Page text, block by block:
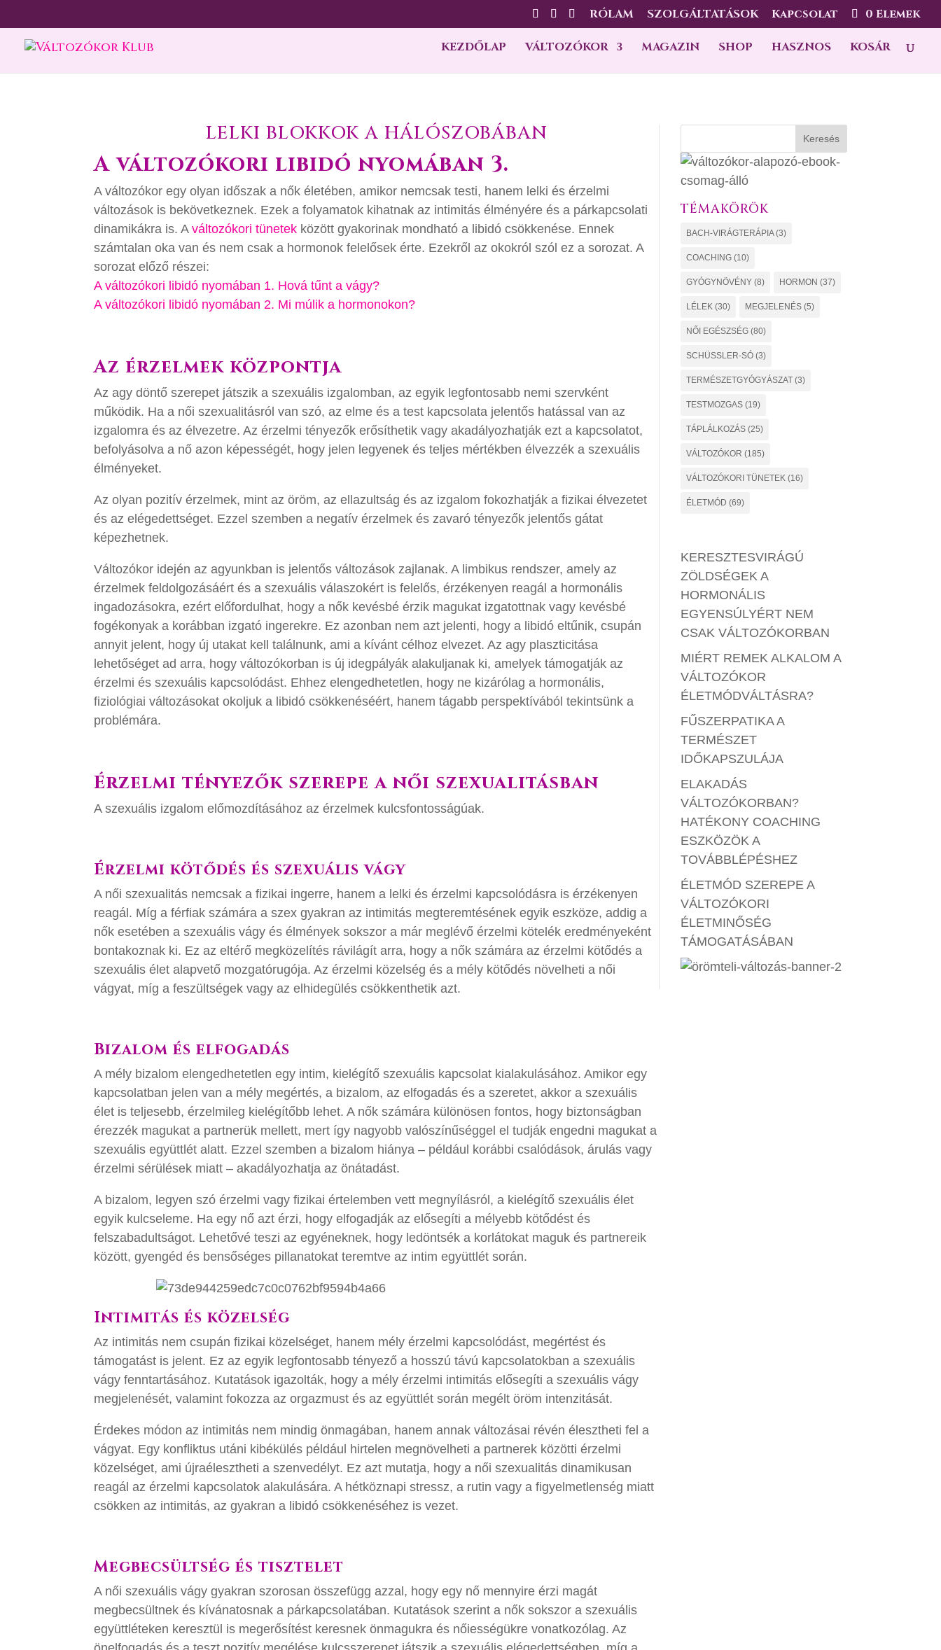
RÓLAM SZOLGÁLTATÁSOK Kapcsolat 0 Elemek
KEZDŐLAP VÁLTOZÓKOR MAGAZIN SHOP HASZNOS KOSÁR
LELKI BLOKKOK A HÁLÓSZOBÁBAN
A változókori libidó nyomában 3.
A változókor egy olyan időszak a nők életében, amikor nemcsak testi, hanem lelki és érzelmi
változások is bekövetkeznek. Ezek a folyamatok kihatnak az intimitás élményére és a párkapcsolati
dinamikákra is. Aváltozókori tünetek között gyakorinak mondható a libidó csökkenése. Ennek
számtalan oka van és nem csak a hormonok felelősek érte. Ezekről az okokról szól ez a sorozat. A
sorozat előző részei:
A változókori libidó nyomában 1. Hová tűnt a vágy?
A változókori libidó nyomában 2. Mi múlik a hormonokon?
Az érzelmek központja
Az agy döntő szerepet játszik a szexuális izgalomban, az egyik legfontosabb nemi szervként
működik. Ha a női szexualitásról van szó, az elme és a test kapcsolata jelentős hatással van az
izgalomra és az élvezetre. Az érzelmi tényezők erősíthetik vagy akadályozhatják ezt a kapcsolatot,
befolyásolva a nő azon képességét, hogy jelen legyenek és teljes mértékben élvezzék a szexuális
élményeket.
Az olyan pozitív érzelmek, mint az öröm, az ellazultság és az izgalom fokozhatják a fizikai élvezetet
és az elégedettséget. Ezzel szemben a negatív érzelmek és zavaró tényezők jelentős gátat
képezhetnek.
Változókor idején az agyunkban is jelentős változások zajlanak. A limbikus rendszer, amely az
érzelmek feldolgozásáért és a szexuális válaszokért is felelős, érzékenyen reagál a hormonális
ingadozásokra, ezért előfordulhat, hogy a nők kevésbé érzik magukat izgatottnak vagy kevésbé
fogékonyak a korábban izgató ingerekre. Ez azonban nem azt jelenti, hogy a libidó eltűnik, csupán
annyit jelent, hogy új utakat kell találnunk, ami a kívánt célhoz elvezet. Az agy plaszticitása
lehetőséget ad arra, hogy változókorban is új idegpályák alakuljanak ki, amelyek támogatják az
érzelmi és szexuális kapcsolódást. Ehhez elengedhetetlen, hogy ne kizárólag a hormonális,
fiziológiai változásokat okoljuk a libidó csökkenéséért, hanem tágabb perspektívából tekintsünk a
problémára.
Érzelmi tényezők szerepe a női szexualitásban
A szexuális izgalom előmozdításához az érzelmek kulcsfontosságúak.
Érzelmi kötődés és szexuális vágy
A női szexualitás nemcsak a fizikai ingerre, hanem a lelki és érzelmi kapcsolódásra is érzékenyen
reagál. Míg a férfiak számára a szex gyakran az intimitás megteremtésének egyik eszköze, addig a
nők esetében a szexuális vágy és élmények sokszor a már meglévő érzelmi kötelék eredményeként
bontakoznak ki. Ez az eltérő megközelítés rávilágít arra, hogy a nők számára az érzelmi kötődés a
szexuális élet alapvető mozgatórugója. Az érzelmi közelség és a mély kötődés növelheti a női
vágyat, míg a feszültségek vagy az elhidegülés csökkenthetik azt.
Bizalom és elfogadás
A mély bizalom elengedhetetlen egy intim, kielégítő szexuális kapcsolat kialakulásához. Amikor egy
kapcsolatban jelen van a mély megértés, a bizalom, az elfogadás és a szeretet, akkor a szexuális
élet is teljesebb, érzelmileg kielégítőbb lehet. A nők számára különösen fontos, hogy biztonságban
érezzék magukat a partnerük mellett, mert így nagyobb valószínűséggel el tudják engedni magukat a
szexuális együttlét alatt. Ezzel szemben a bizalom hiánya – például korábbi csalódások, árulás vagy
érzelmi sérülések miatt – akadályozhatja az önátadást.
A bizalom, legyen szó érzelmi vagy fizikai értelemben vett megnyílásról, a kielégítő szexuális élet
egyik kulcseleme. Ha egy nő azt érzi, hogy elfogadják az elősegíti a mélyebb kötődést és
felszabadultságot. Lehetővé teszi az egyéneknek, hogy ledöntsék a korlátokat maguk és partnereik
között, gyengéd és bensőséges pillanatokat teremtve az intim együttlét során.
Intimitás és közelség
Az intimitás nem csupán fizikai közelséget, hanem mély érzelmi kapcsolódást, megértést és
támogatást is jelent. Ez az egyik legfontosabb tényező a hosszú távú kapcsolatokban a szexuális
vágy fenntartásához. Kutatások igazolták, hogy a mély érzelmi intimitás elősegíti a szexuális vágy
megjelenését, valamint fokozza az orgazmust és az együttlét során megélt öröm intenzitását.
Érdekes módon az intimitás nem mindig önmagában, hanem annak változásai révén élesztheti fel a
vágyat. Egy konfliktus utáni kibékülés például hirtelen megnövelheti a partnerek közötti érzelmi
közelséget, ami újraélesztheti a szenvedélyt. Ez azt mutatja, hogy a női szexualitás dinamikusan
reagál az érzelmi kapcsolatok alakulására. A hétköznapi stressz, a rutin vagy a figyelmetlenség miatt
csökken az intimitás, az gyakran a libidó csökkenéséhez is vezet.
Megbecsültség és tisztelet
A női szexuális vágy gyakran szorosan összefügg azzal, hogy egy nő mennyire érzi magát
megbecsültnek és kívánatosnak a párkapcsolatában. Kutatások szerint a nők sokszor a szexuális
együttléteken keresztül is megerősítést keresnek önmagukra és nőiességükre vonatkozólag. Az
Keresés
TÉMAKÖRÖK
BACH-VIRÁGTERÁPIA(3)
COACHING(10)
GYÓGYNÖVÉNY(8) HORMON (37)
LÉLEK(30) MEGJELENÉS(5)
NŐI EGÉSZSÉG(80)
SCHÜSSLER-SÓ(3)
TERMÉSZETGYÓGYÁSZAT(3)
TESTMOZGAS(19)
TÁPLÁLKOZÁS(25)
VÁLTOZÓKOR (185)
VÁLTOZÓKORI TÜNETEK(16)
ÉLETMÓD (69)
KERESZTESVIRÁGÚ
ZÖLDSÉGEK A
HORMONÁLIS
EGYENSÚLYÉRT NEM
CSAK VÁLTOZÓKORBAN
MIÉRT REMEK ALKALOM A
VÁLTOZÓKOR
ÉLETMÓDVÁLTÁSRA?
FŰSZERPATIKA A
TERMÉSZET
IDŐKAPSZULÁJA
ELAKADÁS
VÁLTOZÓKORBAN?
HATÉKONY COACHING
ESZKÖZÖK A
TOVÁBBLÉPÉSHEZ
ÉLETMÓD SZEREPE A
VÁLTOZÓKORI
ÉLETMINŐSÉG
TÁMOGATÁSÁBAN